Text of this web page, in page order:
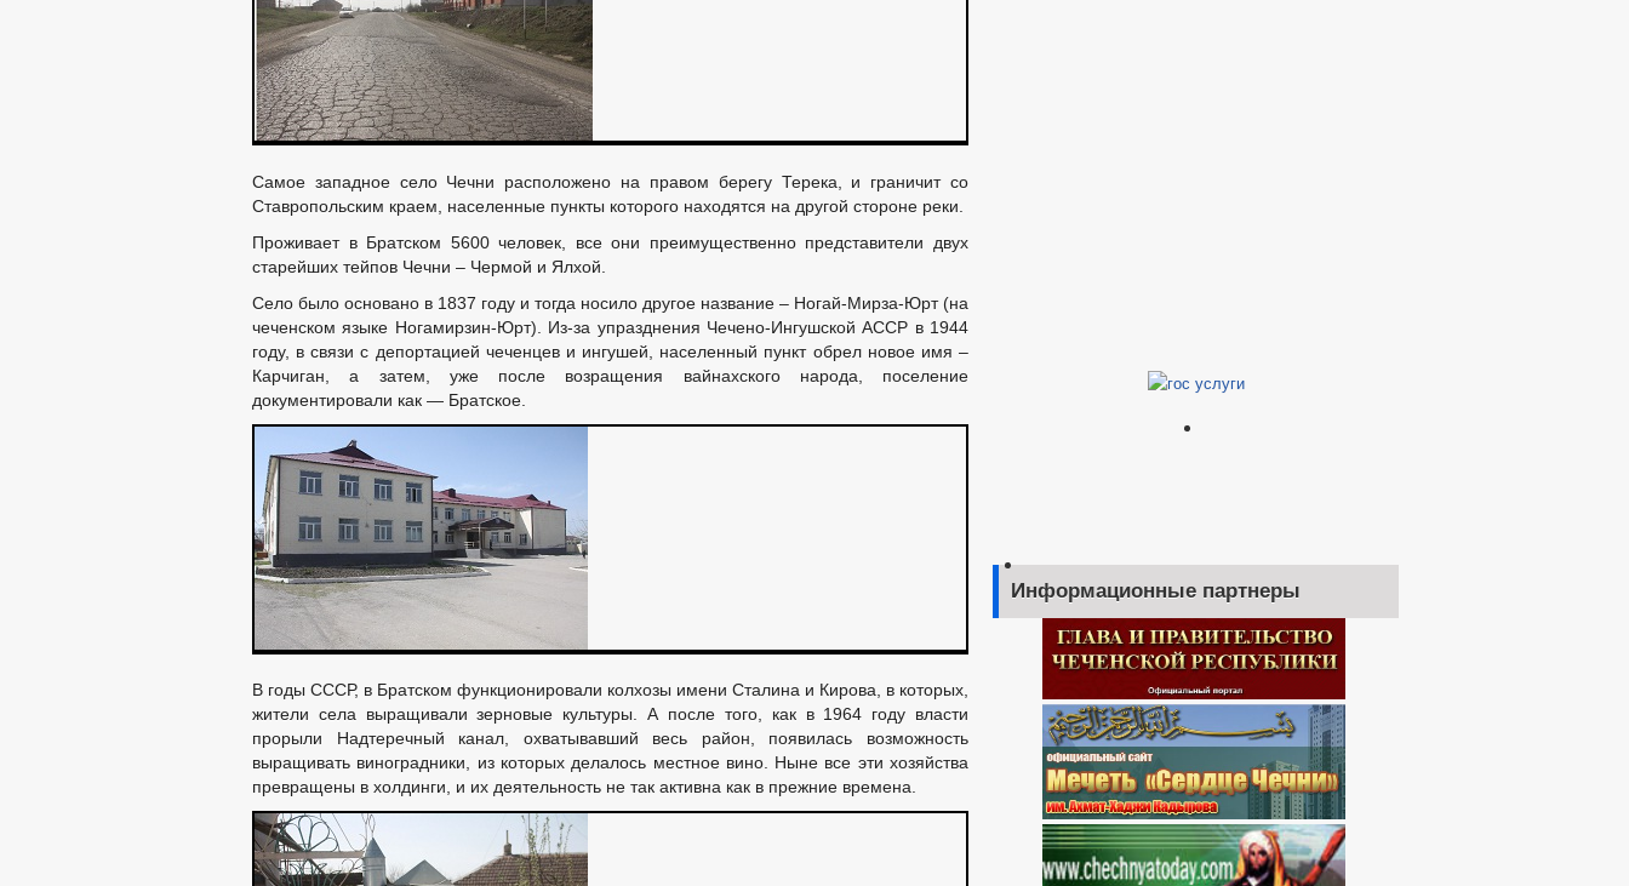
ПРАВОВЫЕ АКТЫ
УСТАВ РЕШЕНИЯ
РАСПОРЯЖЕНИЯ АДМИНИСТРАЦИИ
ПУБЛИЧНЫЕ СЛУШАНИЯ
БЮДЖЕТ
БЮДЖЕТ ПО ГОДАМ
ОТЧЕТ ОБ ИСПОЛНЕНИИ БЮДЖЕТА
МУНИЦИПАЛЬНЫЕ УСЛУГИ
ПЕРЕЧЕНЬ МУНИЦИПАЛЬНЫХ УСЛУГ
СТАНДАРТЫ МУНИЦИПАЛЬНЫХ УСЛУГ
РЕЕСТР МУНИЦИПАЛЬНЫХ УСЛУГ
НОРМАТИВНО-ПРАВОВЫЕ АКТЫ
МУНИЦИПАЛЬНАЯ СЛУЖБА
ОБРАЩЕНИЕ К ГЛАВЕ
ОБЗОРЫ ОБРАЩЕНИЙ ГРАЖДАН
ФОРМА ОБРАЩЕНИЙ И ЗАЯВЛЕНИЙ
РЕГЛАМЕНТ РАССМОТРЕНИЯ ОБРАЩЕНИЙ
Самое западное село Чечни расположено на правом берегу Терека, и граничит со
Ставропольским краем, населенные пункты которого находятся на другой стороне реки.
Проживает в Братском 5600 человек, все они преимущественно представители двух
старейших тейпов Чечни – Чермой и Ялхой.
Село было основано в 1837 году и тогда носило другое название – Ногай-Мирза-Юрт (на
чеченском языке Ногамирзин-Юрт). Из-за упразднения Чечено-Ингушской АССР в 1944
году, в связи с депортацией чеченцев и ингушей, населенный пункт обрел новое имя –
Карчиган, а затем, уже после возращения вайнахского народа, поселение
документировали как — Братское.
В годы СССР, в Братском функционировали колхозы имени Сталина и Кирова, в которых,
жители села выращивали зерновые культуры. А после того, как в 1964 году власти
прорыли Надтеречный канал, охватывавший весь район, появилась возможность
выращивать виноградники, из которых делалось местное вино. Ныне все эти хозяйства
превращены в холдинги, и их деятельность не так активна как в прежние времена.
Информационные партнеры